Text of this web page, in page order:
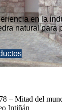
en la
natural para
– Mitad del
Intiñán